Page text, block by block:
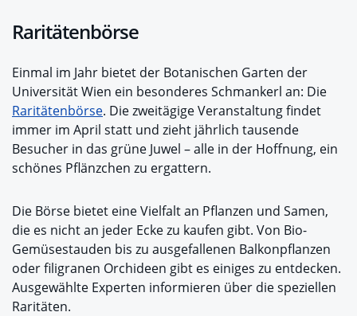
Raritätenbörse
Einmal im Jahr bietet der Botanischen Garten der
Universität Wien ein besonderes Schmankerl an: Die
Raritätenbörse. Die zweitägige Veranstaltung findet
immer im April statt und zieht jährlich tausende
Besucher in das grüne Juwel – alle in der Hoffnung, ein
schönes Pflänzchen zu ergattern.
Die Börse bietet eine Vielfalt an Pflanzen und Samen,
die es nicht an jeder Ecke zu kaufen gibt. Von Bio-
Gemüsestauden bis zu ausgefallenen Balkonpflanzen
oder filigranen Orchideen gibt es einiges zu entdecken.
Ausgewählte Experten informieren über die speziellen
Raritäten.